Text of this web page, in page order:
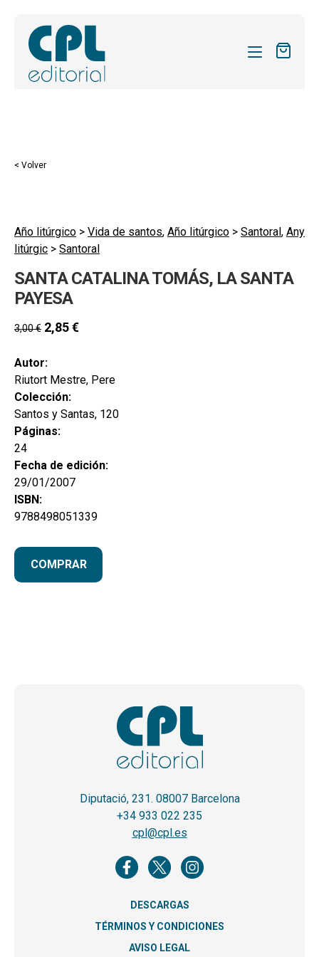
REVISTAS
el
ACTUALIDAD
menú
BLOG
el
CONTACTO
MI CUENTA
BUSCAR
CAT
ESP
< Volver
Año litúrgico > Vida de santos, Año litúrgico > Santoral, Any
litúrgic > Santoral
SANTA CATALINA TOMÁS, LA SANTA
PAYESA
3,00€ 2,85€
Autor:
Riutort Mestre, Pere
Colección:
Santos y Santas, 120
Páginas:
24
Fecha de edición:
29/01/2007
ISBN:
9788498051339
COMPRAR
Diputació, 231. 08007 Barcelona
+34 933 022 235
cpl@cpl.es
DESCARGAS
TÉRMINOS Y CONDICIONES
AVISO LEGAL